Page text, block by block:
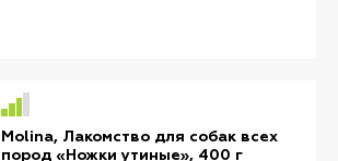
искусственных добавок, красителей,
усилителей вкуса и ГМО;
• Гипоаллергенный продукт,
подходящий для чувствительных
Molina, Лакомство для собак всех
пород «Ножки утиные», 400 г